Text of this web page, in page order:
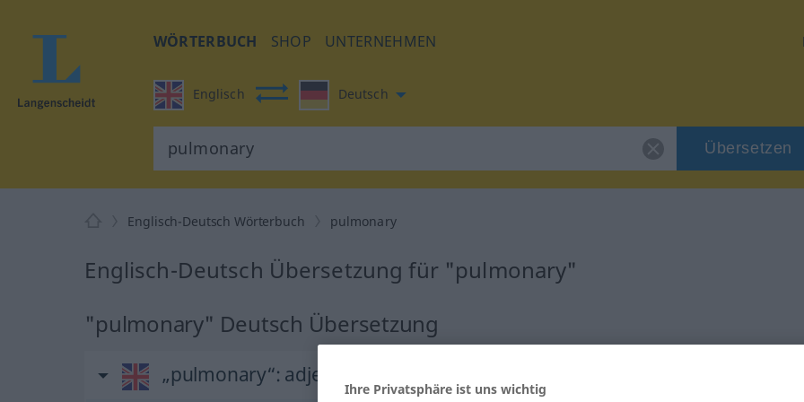
WÖRTERBUCH SHOP UNTERNEHMEN
Englisch Deutsch
Übersetzen
Englisch-Deutsch Wörterbuch pulmonary
Englisch-Deutsch Übersetzung für "pulmonary"
"pulmonary" Deutsch Übersetzung
„pulmonary“: adjective
Ihre Privatsphäre ist uns wichtig